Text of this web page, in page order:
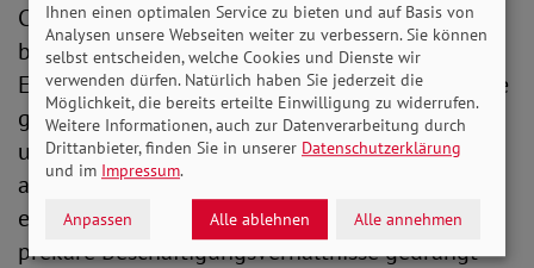
Chancen für Frauen zu verbessern. Engelmeier
betont: „Es braucht klare politische
Entscheidungen. Gute Betreuungsangebote, eine
gerechtere Verteilung der familiären Aufgaben
und eine an den Bedarfen der Frauen
ausgerichtete Arbeitsmarktpolitik sind
entscheidend. Frauen dürfen nicht länger in
prekäre Beschäftigungsverhältnisse gedrängt
Ihnen einen optimalen Service zu bieten und auf Basis von
Analysen unsere Webseiten weiter zu verbessern. Sie können
selbst entscheiden, welche Cookies und Dienste wir
verwenden dürfen. Natürlich haben Sie jederzeit die
Möglichkeit, die bereits erteilte Einwilligung zu widerrufen.
Weitere Informationen, auch zur Datenverarbeitung durch
Drittanbieter, finden Sie in unserer Datenschutzerklärung
und im Impressum.
Anpassen Alle ablehnen Alle annehmen